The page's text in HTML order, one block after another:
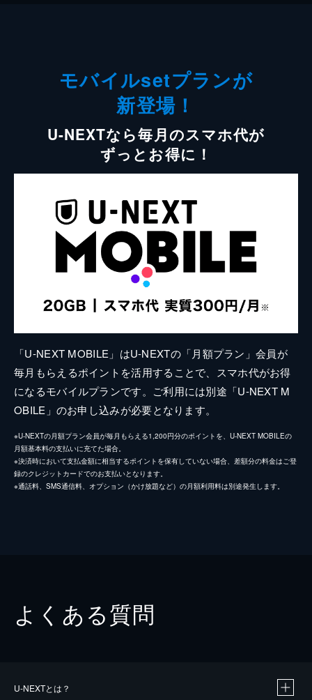
モバイルsetプランが
新登場！
U-NEXTなら毎月のスマホ代が
ずっとお得に！
「U-NEXT MOBILE」はU-NEXTの「月額プラン」会員が
毎月もらえるポイントを活用することで、スマホ代がお得
になるモバイルプランです。ご利用には別途「U-NEXT M
OBILE」のお申し込みが必要となります。
※U-NEXTの月額プラン会員が毎月もらえる1,200円分のポイントを、U-NEXT MOBILEの
月額基本料の支払いに充てた場合。
※決済時において支払金額に相当するポイントを保有していない場合、差額分の料金はご登
録のクレジットカードでのお支払いとなります。
※通話料、SMS通信料、オプション（かけ放題など）の月額利用料は別途発生します。
よくある質問
U-NEXTとは？